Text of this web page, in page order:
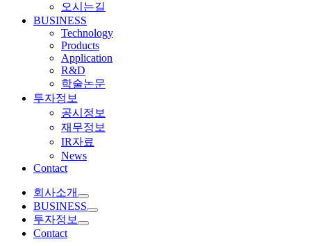
오시는길
BUSINESS
Technology
Products
Application
R&D
학술논문
투자정보
공시정보
재무정보
IR자료
News
Contact
회사소개
BUSINESS
투자정보
Contact